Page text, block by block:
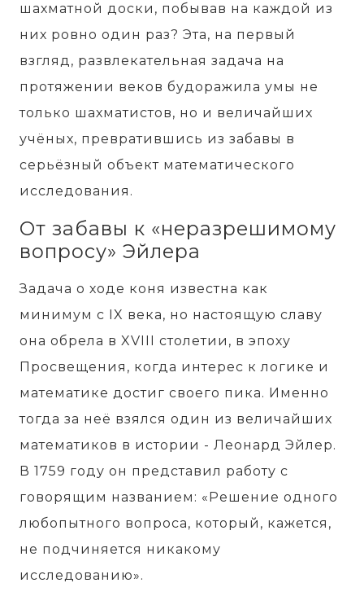
шахматной доски, побывав на каждой из
них ровно один раз? Эта, на первый
взгляд, развлекательная задача на
протяжении веков будоражила умы не
только шахматистов, но и величайших
учёных, превратившись из забавы в
серьёзный объект математического
исследования.
От забавы к «неразрешимому
вопросу» Эйлера
Задача о ходе коня известна как
минимум с IX века, но настоящую славу
она обрела в XVIII столетии, в эпоху
Просвещения, когда интерес к логике и
математике достиг своего пика. Именно
тогда за неё взялся один из величайших
математиков в истории - Леонард Эйлер.
В 1759 году он представил работу с
говорящим названием: «Решение одного
любопытного вопроса, который, кажется,
не подчиняется никакому
исследованию».